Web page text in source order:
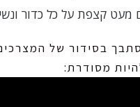
מעט קצפת על כל כדור
בסידור של
מסודרת: